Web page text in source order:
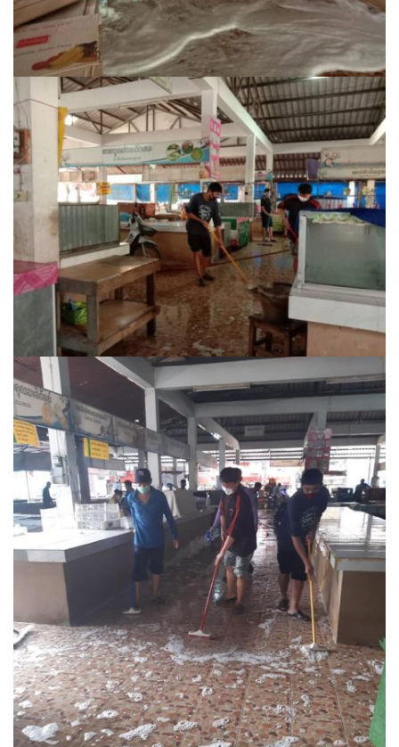
นะลาวิวรีสอร์ท
นาต้นบัวโฮมสเตย์
น่านปัว รีสอร์ท
นาเหล่า เก๊าสลี โฮมสเตย์
นาไผ่ปัววิว
บวกบัววิวรีสอร์ท
บ้านกังหัน @ ปัวคอทเทจ
บ้านต้นคูณ
บ้านนาโฮมสเตย์
บ้านปัว ปลายนา
บ้านพักชมดอย
บ้านยลญภา
บ้านริมทุ่งรีสอร์ท
บ้านสวนศรีสุขโฮมสเตย์
บ้านฮิมนาปัว
บ้านไม้ปลายนา
ป.ปิ๊กโฮมสเตย์
ปรางค์ทองแมนชั่น